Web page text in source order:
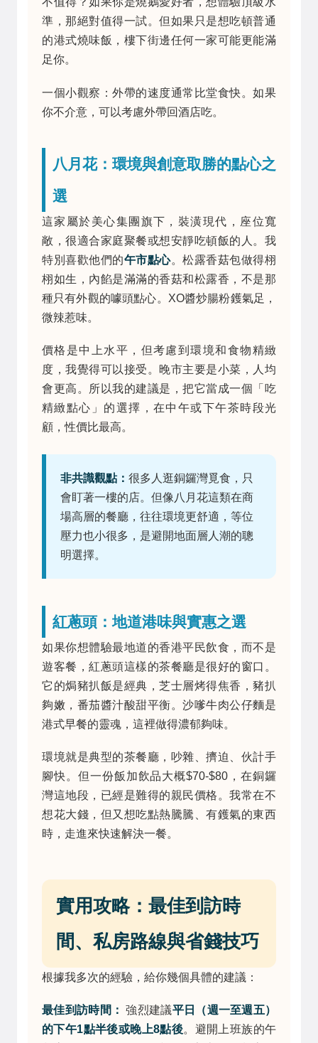
準，那絕對值得一試。但如果只是想吃頓普通
的港式燒味飯，樓下街邊任何一家可能更能滿
足你。
一個小觀察：外帶的速度通常比堂食快。如果
你不介意，可以考慮外帶回酒店吃。
八月花：環境與創意取勝的點心之
選
這家屬於美心集團旗下，裝潢現代，座位寬
敞，很適合家庭聚餐或想安靜吃頓飯的人。我
特別喜歡他們的午市點心。松露香菇包做得栩
栩如生，內餡是滿滿的香菇和松露香，不是那
種只有外觀的噱頭點心。XO醬炒腸粉鑊氣足，
微辣惹味。
價格是中上水平，但考慮到環境和食物精緻
度，我覺得可以接受。晚市主要是小菜，人均
會更高。所以我的建議是，把它當成一個「吃
精緻點心」的選擇，在中午或下午茶時段光
顧，性價比最高。
非共識觀點： 很多人逛銅鑼灣覓食，只
會盯著一樓的店。但像八月花這類在商
場高層的餐廳，往往環境更舒適，等位
壓力也小很多，是避開地面層人潮的聰
明選擇。
紅蔥頭：地道港味與實惠之選
如果你想體驗最地道的香港平民飲食，而不是
遊客餐，紅蔥頭這樣的茶餐廳是很好的窗口。
它的焗豬扒飯是經典，芝士層烤得焦香，豬扒
夠嫩，番茄醬汁酸甜平衡。沙嗲牛肉公仔麵是
港式早餐的靈魂，這裡做得濃郁夠味。
環境就是典型的茶餐廳，吵雜、擠迫、伙計手
腳快。但一份飯加飲品大概$70-$80，在銅鑼
灣這地段，已經是難得的親民價格。我常在不
想花大錢，但又想吃點熱騰騰、有鑊氣的東西
時，走進來快速解決一餐。
實用攻略：最佳到訪時
間、私房路線與省錢技巧
根據我多次的經驗，給你幾個具體的建議：
最佳到訪時間： 強烈建議平日（週一至週五）
的下午1點半後或晚上8點後。避開上班族的午